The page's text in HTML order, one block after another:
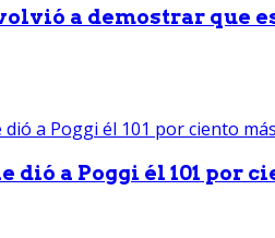
a demostrar que
dió a Poggi él 101 por